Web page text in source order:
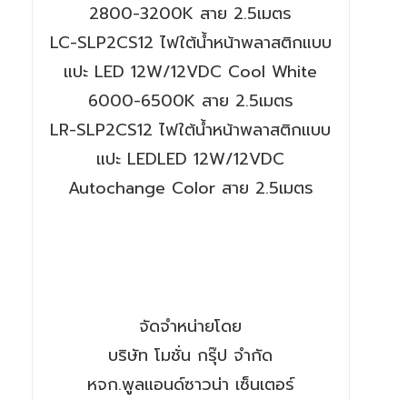
2800-3200K สาย 2.5เมตร
LC-SLP2CS12 ไฟใต้น้ำหน้าพลาสติกแบบ
แปะ LED 12W/12VDC Cool White
6000-6500K สาย 2.5เมตร
LR-SLP2CS12 ไฟใต้น้ำหน้าพลาสติกแบบ
แปะ LEDLED 12W/12VDC
Autochange Color สาย 2.5เมตร
จัดจำหน่ายโดย
บริษัท โมชั่น กรุ๊ป จำกัด
หจก.พูลแอนด์ซาวน่า เซ็นเตอร์